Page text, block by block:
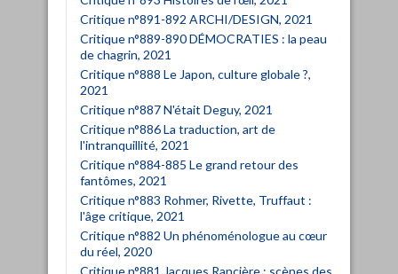
Critique n°891-892 ARCHI/DESIGN, 2021
Critique n°889-890 DÉMOCRATIES : la peau
de chagrin, 2021
Critique n°888 Le Japon, culture globale ?,
2021
Critique n°887 N'était Deguy, 2021
Critique n°886 La traduction, art de
l'intranquillité, 2021
Critique n°884-885 Le grand retour des
fantômes, 2021
Critique n°883 Rohmer, Rivette, Truffaut :
l'âge critique, 2021
Critique n°882 Un phénoménologue au cœur
du réel, 2020
Critique n°881 Jacques Rancière : scènes des